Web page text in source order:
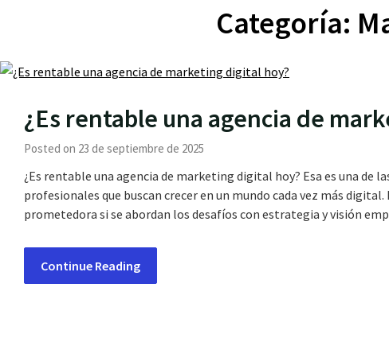
Categoría:
¿Es rentable una agencia de
Posted on 23 de septiembre de 2025
¿Es rentable una agencia de marketing digital hoy? Esa es una de
profesionales que buscan crecer en un mundo cada vez más
prometedora si se abordan los desafíos con estrategia y visión
Continue Reading